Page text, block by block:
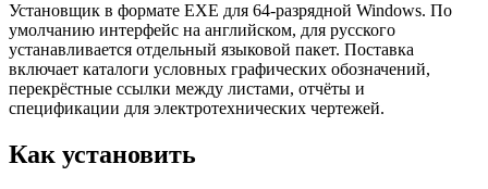
Установщик в формате EXE для 64-разрядной Windows. По
умолчанию интерфейс на английском, для русского
устанавливается отдельный языковой пакет. Поставка
включает каталоги условных графических обозначений,
перекрёстные ссылки между листами, отчёты и
спецификации для электротехнических чертежей.
Как установить